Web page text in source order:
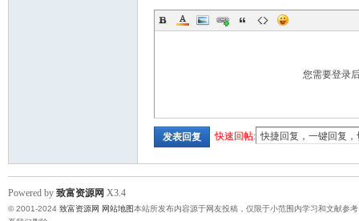
您需要登录
发表回复 快速回帖:
Powered by 致富资源网 X3.4
© 2001-2024 致富资源网 网站地图本站所发布内容源于网友投稿，仅限于小范围内学习和文献参